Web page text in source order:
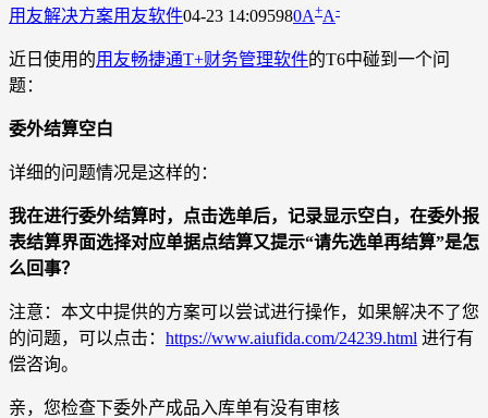
用友解决方案用友软件04-23 14:095980A+A-
近日使用的用友畅捷通T+财务管理软件的T6中碰到一个问
题：
委外结算空白
详细的问题情况是这样的：
我在进行委外结算时，点击选单后，记录显示空白，在委外报
表结算界面选择对应单据点结算又提示“请先选单再结算”是怎
么回事？
注意：本文中提供的方案可以尝试进行操作，如果解决不了您
的问题，可以点击： https://www.aiufida.com/24239.html 进行有
偿咨询。
亲，您检查下委外产成品入库单有没有审核